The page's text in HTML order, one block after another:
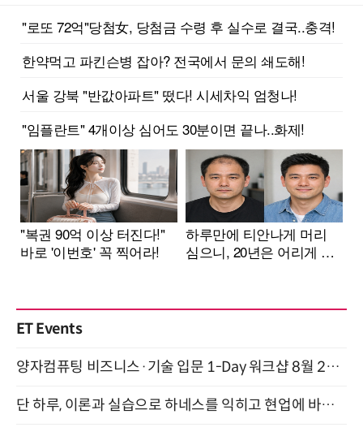
ET Events
양자컴퓨팅 비즈니스·기술 입문 1-Day 워크샵 8월 28일 개최
단 하루, 이론과 실습으로 하네스를 익히고 현업에 바로 쓰는 핸즈온 워크숍 (8/20)